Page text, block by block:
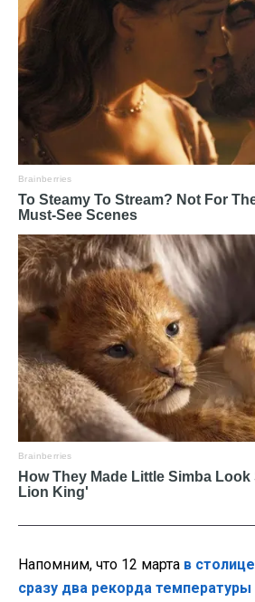
Напомним, что 12 марта в
сразу два рекорда температуры